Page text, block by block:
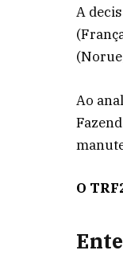
A
Ao
O